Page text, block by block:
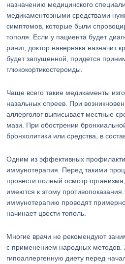
назначению медицинского
медикаментозными средствами
симптомов, которые были
тополя. Если у пациента будет
ринит, доктор наверняка назначит
будет запущенной, придется
глюкокортикостероиды.
Чаще всего такие медикаменты
назальных спреев. При
аллерголог выписывает местные
мази. При обострении
бронхолитики или средства, в
Одним из эффективных
иммунотерапия. Перед такими
провести полный осмотр
имеются к этому
иммунотерапию проводят
начинает цвести тополь.
Многие врачи не рекомендуют
с применением народных методов.
гипоаллергенную диету перед